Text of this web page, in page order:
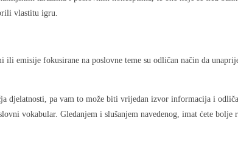
vlastitu igru.
ili emisije fokusirane na poslovne teme su odličan način da
djelatnosti, pa vam to može biti vrijedan izvor informacija i
vokabular. Gledanjem i slušanjem navedenog, imat ćete